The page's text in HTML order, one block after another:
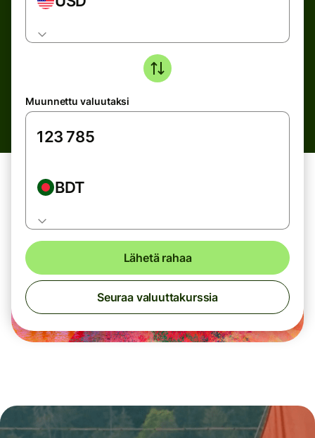
Muunnettu valuutaksi
BDT
Lähetä rahaa
Seuraa valuuttakurssia